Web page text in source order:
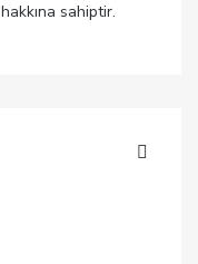
sahiptir.